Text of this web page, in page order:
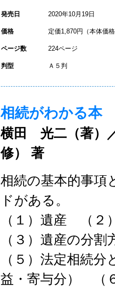
発売日 2020年10月19日
価格 定価1,870円（本体価
ページ数 224ページ
判型 Ａ５判
相続がわかる本
横田 光二（著）
修） 著
相続の基本的事項
ドがある。
（１）遺産 （
（３）遺産の分
（５）法定相続
益・寄与分） （